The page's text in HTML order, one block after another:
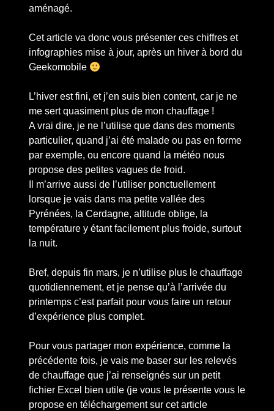
aménagé.
Cet article va donc vous présenter ces chiffres et
infographies mise à jour, après un hiver à bord du
Geekomobile
L’hiver est fini, et j’en suis bien content, car je ne
me sert quasiment plus de mon chauffage !
A vrai dire, je ne l’utilise que dans des moments
particulier, quand j’ai été malade ou pas en forme
par exemple, ou encore quand la météo nous
propose des petites vagues de froid.
Il m’arrive aussi de l’utiliser ponctuellement
lorsque je vais dans ma petite vallée des
Pyrénées, la Cerdagne, altitude oblige, la
température y étant facilement plus froide, surtout
la nuit.
Bref, depuis fin mars, je n’utilise plus le chauffage
quotidiennement, et je pense qu’à l’arrivée du
printemps c’est parfait pour vous faire un retour
d’expérience plus complet.
Pour vous partager mon expérience, comme la
précédente fois, je vais me baser sur les relevés
de chauffage que j’ai renseignés sur un petit
fichier Excel bien utile (je vous le présente vous le
propose en téléchargement sur cet article